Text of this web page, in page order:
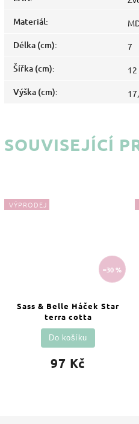
Materiál:
Délka (cm): 7
Šířka (cm): 12
Výška (cm):
SOUVISEJÍCÍ
VÝPRODEJ
–30 %
Sass & Belle Háček Star
terra cotta
97 Kč
Do košíku